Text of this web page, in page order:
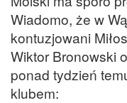
Wiadomo, że w
kontuzjowani
Wiktor Bronowski
ponad tydzień
klubem: